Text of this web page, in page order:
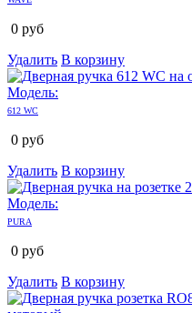
0 руб
Удалить В корзину
Модель:
612 WC
0 руб
Удалить В корзину
Модель:
PURA
0 руб
Удалить В корзину